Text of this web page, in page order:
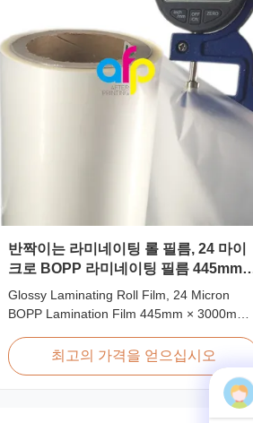
반짝이는 라미네이팅 롤 필름, 24 마이
크로 BOPP 라미네이팅 필름 445mm *
3000m 롤
Glossy Laminating Roll Film, 24 Micron
BOPP Lamination Film 445mm × 3000m
BOPP Thermal Lamination Film, Roll
445mm Wide 3000m Long Product
Specifications Specifications Model No.
AFP-L18 AFP-L21 AFP-L24 AFP-L25 AFP-
최고의 가격을 얻으십시오